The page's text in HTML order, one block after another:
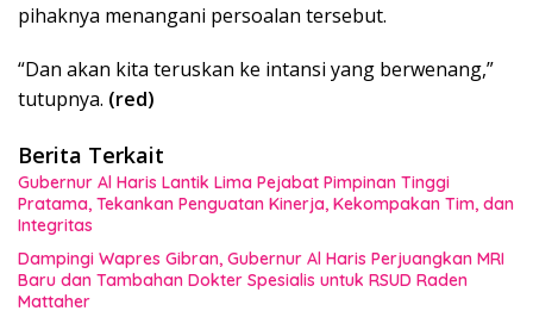
pihaknya menangani persoalan tersebut.
“Dan akan kita teruskan ke intansi yang berwenang,”
tutupnya. (red)
Berita Terkait
Gubernur Al Haris Lantik Lima Pejabat Pimpinan Tinggi
Pratama, Tekankan Penguatan Kinerja, Kekompakan Tim, dan
Integritas
Dampingi Wapres Gibran, Gubernur Al Haris Perjuangkan MRI
Baru dan Tambahan Dokter Spesialis untuk RSUD Raden
Mattaher